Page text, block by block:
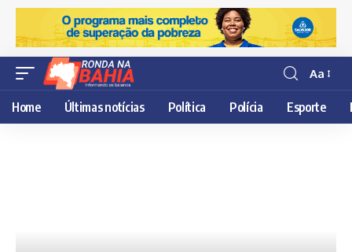
Resisor
de
fonte
Aa
Home Últimas notícias Política Polícia Esporte